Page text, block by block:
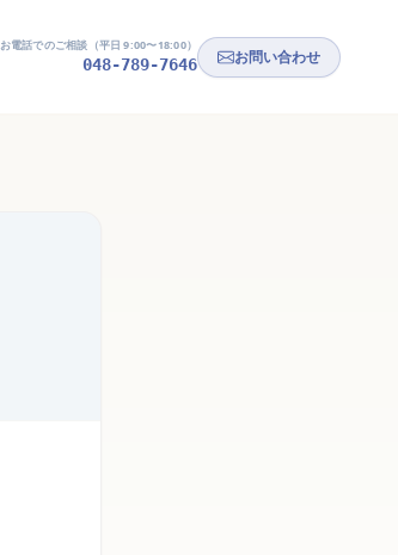
お電話でのご相談（平日 9:00〜18:00）
048-789-7646 お問い合わせ